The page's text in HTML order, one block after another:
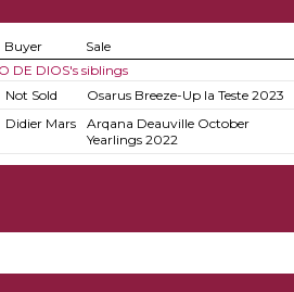
Buyer Sale
DE DIOS's siblings
Not Sold Osarus Breeze-Up la Teste 2023
Didier Mars
Arqana Deauville October
Yearlings 2022